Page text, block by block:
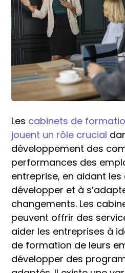
Les cabinets de
jouent un rôle crucial
développement des
performances des
entreprise, en aidant
développer et à
changements. Les
peuvent offrir des
aider les entreprises à
de formation de leurs
développer des